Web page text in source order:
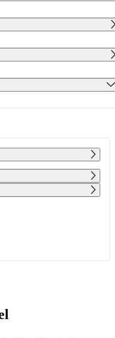
PÁ SO NE
4 5 6
11 12 13
25 26 27